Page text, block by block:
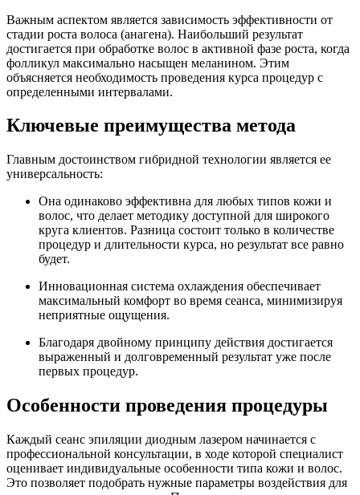
Важным аспектом является зависимость эффективности от
стадии роста волоса (анагена). Наибольший результат
достигается при обработке волос в активной фазе роста, когда
фолликул максимально насыщен меланином. Этим
объясняется необходимость проведения курса процедур с
определенными интервалами.
Ключевые преимущества метода
Главным достоинством гибридной технологии является ее
универсальность:
Она одинаково эффективна для любых типов кожи и
волос, что делает методику доступной для широкого
круга клиентов. Разница состоит только в количестве
процедур и длительности курса, но результат все равно
будет.
Инновационная система охлаждения обеспечивает
максимальный комфорт во время сеанса, минимизируя
неприятные ощущения.
Благодаря двойному принципу действия достигается
выраженный и долговременный результат уже после
первых процедур.
Особенности проведения процедуры
Каждый сеанс эпиляции диодным лазером начинается с
профессиональной консультации, в ходе которой специалист
оценивает индивидуальные особенности типа кожи и волос.
Это позволяет подобрать нужные параметры воздействия для